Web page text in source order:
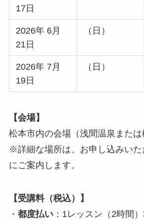
17日
2026年 6月
21日
（日）
2026年 7月
19日
（日）
【会場】
松本市内の会場（浅間温泉または
※詳細な場所は、お申し込みいた
にご案内します。
【受講料（税込）】
・ 都度払い：1レッスン（2時間）